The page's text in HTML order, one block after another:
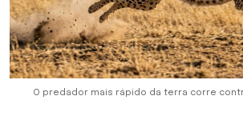
O predador mais rápido da terra corre